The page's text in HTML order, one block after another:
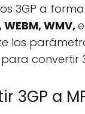
3GP a
WMV,
los
convertir
3GP a